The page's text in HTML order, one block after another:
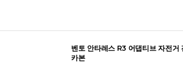
벤토 안타레스 R3 어댑티브 자전
카본